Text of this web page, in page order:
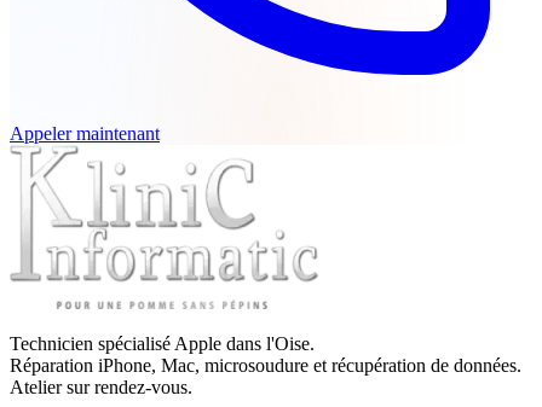
Appeler maintenant
Technicien spécialisé Apple dans l'Oise.
Réparation iPhone, Mac, microsoudure et récupération de données.
Atelier sur rendez-vous.